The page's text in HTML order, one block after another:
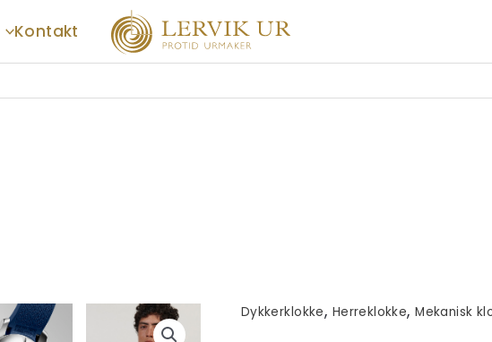
Kontakt
Dykkerklokke, Herreklokke,Mekanisk